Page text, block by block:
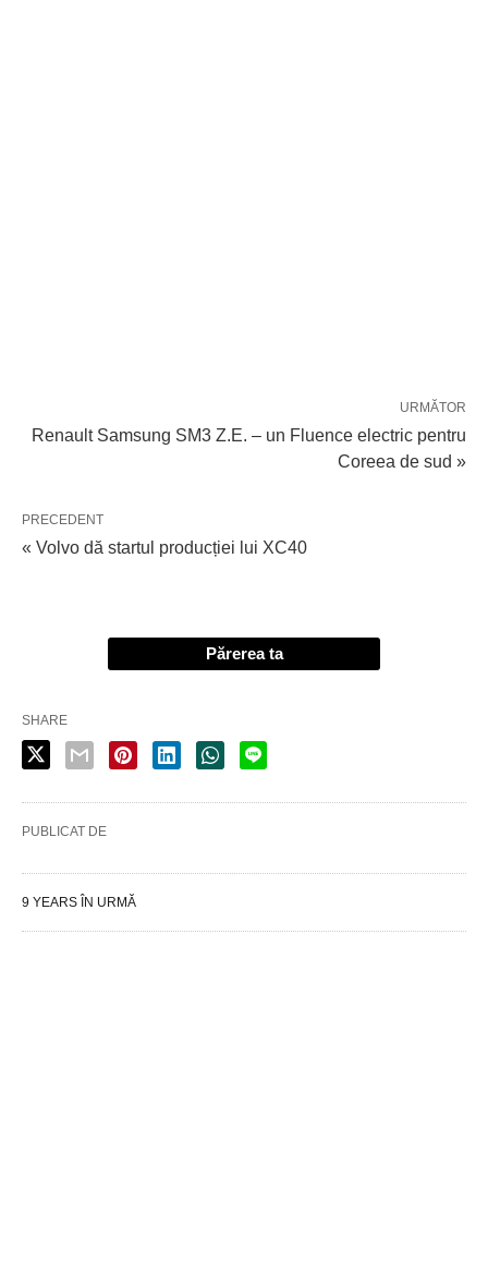
URMĂTOR
Renault Samsung SM3 Z.E. – un Fluence electric pentru
Coreea de sud »
PRECEDENT
« Volvo dă startul producției lui XC40
Părerea ta
SHARE
PUBLICAT DE
9 YEARS ÎN URMĂ